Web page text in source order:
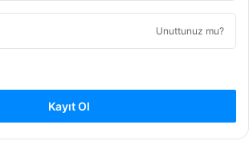
Unuttunuz mu?
Kayıt Ol